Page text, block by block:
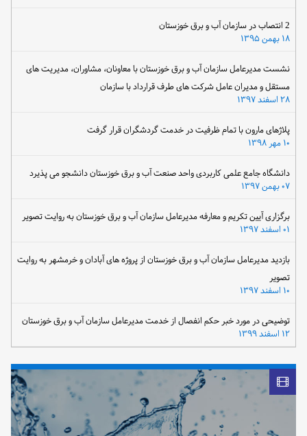
نشست مدیرعامل سازمان آب و برق خوزستان با معاونان، مشاوران، مدیریت های
مستقل و مدیران عامل شرکت های طرف قرارداد با سازمان
پلاژهای مارون با تمام ظرفیت در خدمت گردشگران قرار گرفت
دانشگاه جامع علمی کاربردی واحد صنعت آب و برق خوزستان دانشجو می پذیرد
برگزاری آیین تکریم و معارفه مدیرعامل سازمان آب و برق خوزستان به روایت تصویر
بازدید مدیرعامل سازمان آب و برق خوزستان از پروژه های آبادان و خرمشهر به روایت
تصویر
توضیحی در مورد خبر حکم انفصال از خدمت مدیرعامل سازمان آب و برق خوزستان